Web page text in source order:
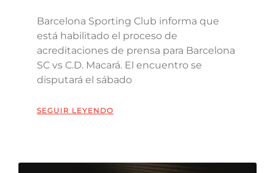
Barcelona Sporting Club informa que
está habilitado el proceso de
acreditaciones de prensa para Barcelona
SC vs C.D. Macará. El encuentro se
disputará el sábado
SEGUIR LEYENDO